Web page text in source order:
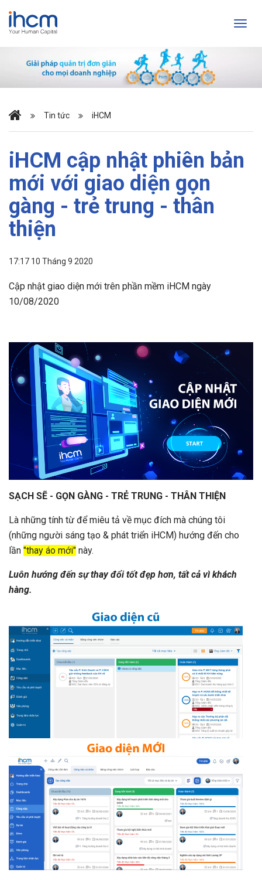
Tin tức iHCM
iHCM cập nhật phiên bản
mới với giao diện gọn
gàng - trẻ trung - thân
thiện
17:17 10 Tháng 9 2020
Cập nhật giao diện mới trên phần mềm iHCM ngày
10/08/2020
SẠCH SẼ - GỌN GÀNG - TRẺ TRUNG - THÂN THIỆN
Là những tính từ để miêu tả về mục đích mà chúng tôi
(những người sáng tạo & phát triển iHCM) hướng đến cho
lần "thay áo mới" này.
Luôn hướng đến sự thay đổi tốt đẹp hơn, tất cả vì khách
hàng.